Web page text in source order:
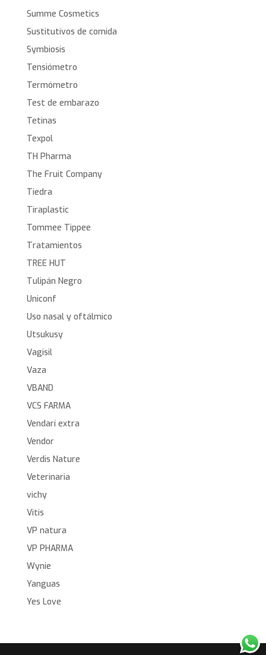
Summe Cosmetics
Sustitutivos de comida
Symbiosis
Tensiómetro
Termómetro
Test de embarazo
Tetinas
Texpol
TH Pharma
The Fruit Company
Tiedra
Tiraplastic
Tommee Tippee
Tratamientos
TREE HUT
Tulipán Negro
Uniconf
Uso nasal y oftálmico
Utsukusy
Vagisil
Vaza
VBAND
VCS FARMA
Vendarí extra
Vendor
Verdis Nature
Veterinaria
vichy
Vitis
VP natura
VP PHARMA
Wynie
Yanguas
Yes Love